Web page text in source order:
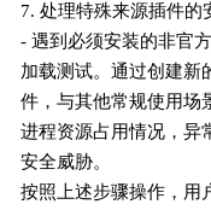
7. 处理特殊来源插件的
- 遇到必须安装的非官
加载测试。通过创建新
件，与其他常规使用场
进程资源占用情况，异
安全威胁。
按照上述步骤操作，用